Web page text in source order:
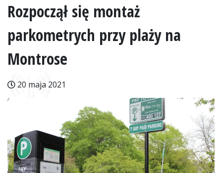
Rozpoczął się montaż
parkometrych przy plaży na
Montrose
20 maja 2021